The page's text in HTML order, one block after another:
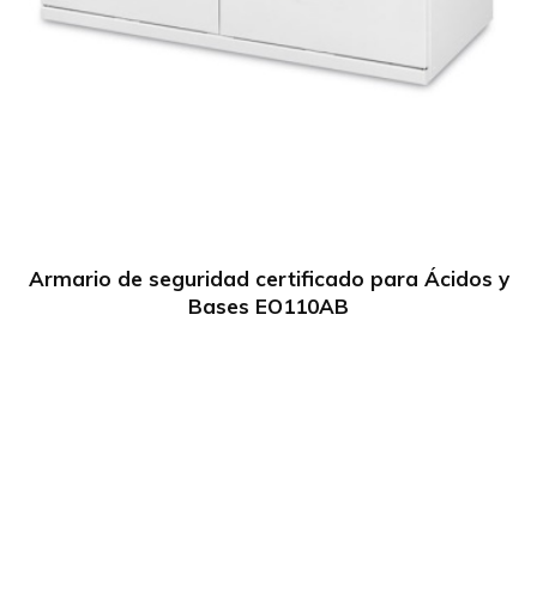
Armario de seguridad certificado para Ácidos y
Bases EO110AB